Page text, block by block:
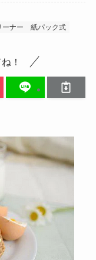
ーナー 紙パック式
！